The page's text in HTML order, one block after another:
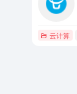
云计算